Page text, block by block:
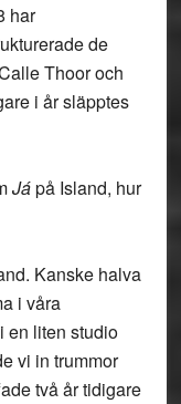
har
de
Thoor och
i år släpptes
Jápå Island, hur
Kanske halva
i våra
en liten studio
vi in trummor
två år tidigare